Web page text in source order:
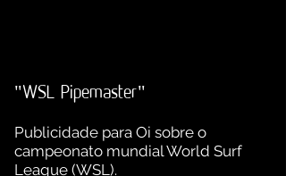
"WSL Pipemaster"
Publicidade para Oi sobre o
campeonato mundial World Surf
League (WSL).